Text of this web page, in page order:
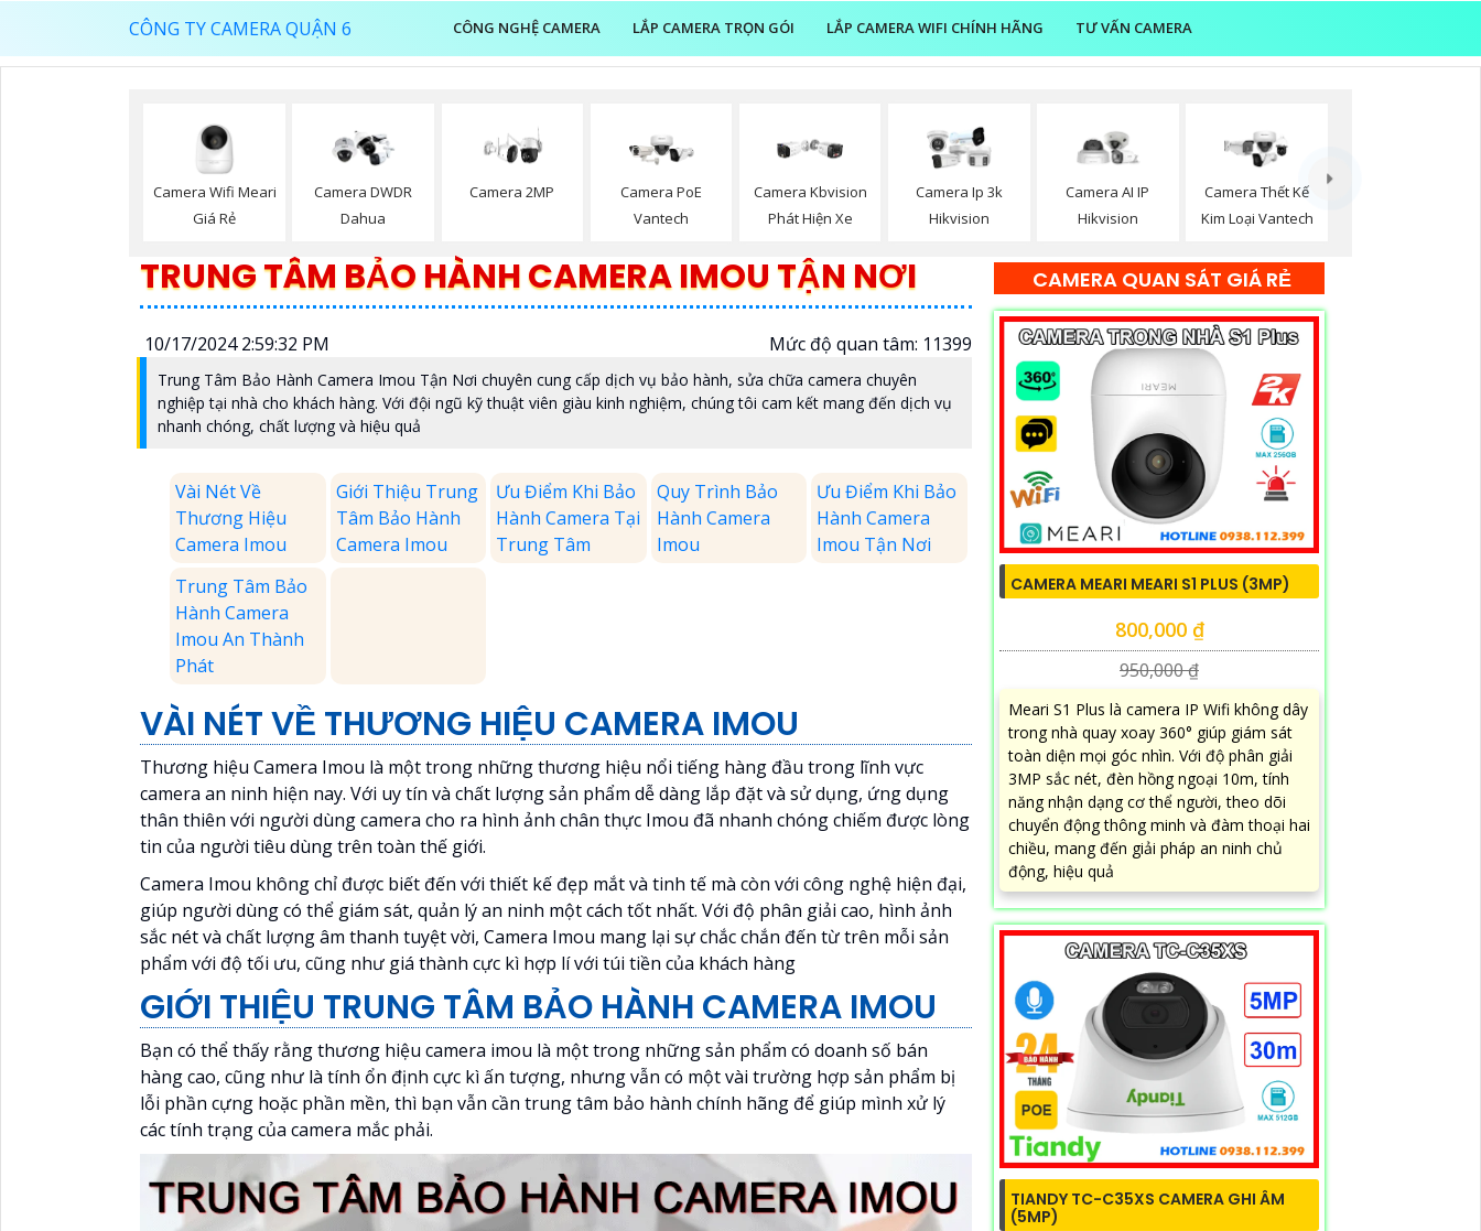
CÔNG TY CAMERA QUẬN 6 CÔNG NGHỆ CAMERA LẮP CAMERA TRỌN GÓI LẮP CAMERA WIFI CHÍNH HÃNG TƯ VẤN CAMERA
Camera Wifi Meari
Giá Rẻ
Camera DWDR
Dahua
Camera 2MP
Camera PoE
Vantech
Camera Kbvision
Phát Hiện Xe
Camera Ip 3k
Hikvision
Camera AI IP
Hikvision
Camera Thết Kế
Kim Loại Vantech
TRUNG TÂM BẢO HÀNH CAMERA IMOU TẬN NƠI
10/17/2024 2:59:32 PM Mức độ quan tâm: 11399
Trung Tâm Bảo Hành Camera Imou Tận Nơi chuyên cung cấp dịch vụ bảo hành, sửa chữa camera chuyên
nghiệp tại nhà cho khách hàng. Với đội ngũ kỹ thuật viên giàu kinh nghiệm, chúng tôi cam kết mang đến dịch vụ
nhanh chóng, chất lượng và hiệu quả
Vài Nét Về
Thương Hiệu
Camera Imou
Giới Thiệu Trung
Tâm Bảo Hành
Camera Imou
Ưu Điểm Khi Bảo
Hành Camera Tại
Trung Tâm
Quy Trình Bảo
Hành Camera
Imou
Ưu Điểm Khi Bảo
Hành Camera
Imou Tận Nơi
Trung Tâm Bảo
Hành Camera
Imou An Thành
Phát
VÀI NÉT VỀ THƯƠNG HIỆU CAMERA IMOU
Thương hiệu Camera Imou là một trong những thương hiệu nổi tiếng hàng đầu trong lĩnh vực
camera an ninh hiện nay. Với uy tín và chất lượng sản phẩm dễ dàng lắp đặt và sử dụng, ứng dụng
thân thiên với người dùng camera cho ra hình ảnh chân thực Imou đã nhanh chóng chiếm được lòng
tin của người tiêu dùng trên toàn thế giới.
Camera Imou không chỉ được biết đến với thiết kế đẹp mắt và tinh tế mà còn với công nghệ hiện đại,
giúp người dùng có thể giám sát, quản lý an ninh một cách tốt nhất. Với độ phân giải cao, hình ảnh
sắc nét và chất lượng âm thanh tuyệt vời, Camera Imou mang lại sự chắc chắn đến từ trên mỗi sản
phẩm với độ tối ưu, cũng như giá thành cực kì hợp lí với túi tiền của khách hàng
GIỚI THIỆU TRUNG TÂM BẢO HÀNH CAMERA IMOU
Bạn có thể thấy rằng thương hiệu camera imou là một trong những sản phẩm có doanh số bán
hàng cao, cũng như là tính ổn định cực kì ấn tượng, nhưng vẫn có một vài trường hợp sản phẩm bị
lỗi phần cựng hoặc phần mền, thì bạn vẫn cần trung tâm bảo hành chính hãng để giúp mình xử lý
các tính trạng của camera mắc phải.
CAMERA QUAN SÁT GIÁ RẺ
CAMERA MEARI MEARI S1 PLUS (3MP)
800,000 ₫
950,000 ₫
Meari S1 Plus là camera IP Wifi không dây
trong nhà quay xoay 360° giúp giám sát
toàn diện mọi góc nhìn. Với độ phân giải
3MP sắc nét, đèn hồng ngoại 10m, tính
năng nhận dạng cơ thể người, theo dõi
chuyển động thông minh và đàm thoại hai
chiều, mang đến giải pháp an ninh chủ
động, hiệu quả
TIANDY TC-C35XS CAMERA GHI ÂM
(5MP)